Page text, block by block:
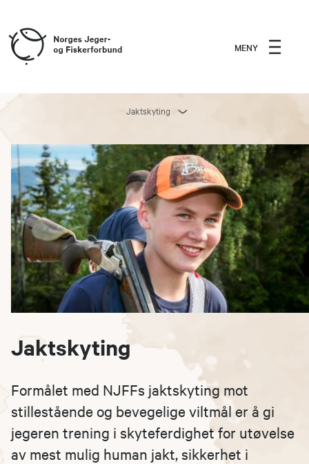
MENY
Jaktskyting
Jaktskyting
Formålet med NJFFs jaktskyting mot
stillestående og bevegelige viltmål er å gi
jegeren trening i skyteferdighet for utøvelse
av mest mulig human jakt, sikkerhet i